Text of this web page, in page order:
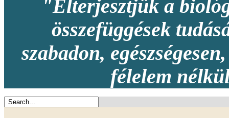
"Elterjesztjük a
összefüggések
szabadon,
félelem